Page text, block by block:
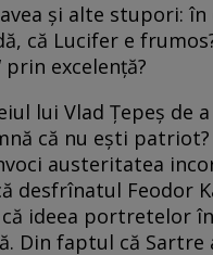
şi alte stupori: în
că Lucifer e
prin excelenţă?
lui Vlad Ţepeş de
că nu eşti
austeritatea
desfrînatul Feodor
că ideea portretelor
Din faptul că